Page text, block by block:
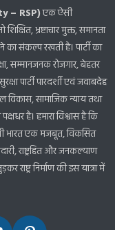
– RSP)एक ऐसी
भ्रष्टाचार मुक्त, समानता
का संकल्प रखती है। पार्टी का
सम्मानजनक रोजगार, बेहतर
पार्टी पारदर्शी एवं जवाबदेह
विकास, सामाजिक न्याय तथा
है। हमारा विश्वास है कि
भारत एक मजबूत, विकसित
राष्ट्रहित और जनकल्याण
राष्ट्र निर्माण की इस यात्रा में